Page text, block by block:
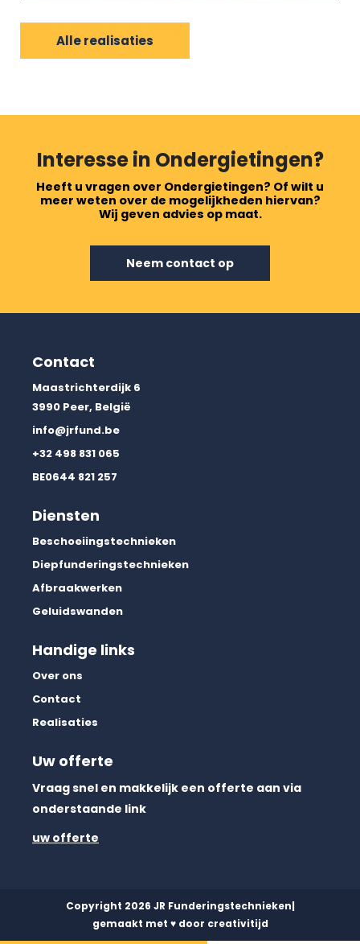
Alle realisaties
Interesse in Ondergietingen?
Heeft u vragen over Ondergietingen? Of wilt u
meer weten over de mogelijkheden hiervan?
Wij geven advies op maat.
Neem contact op
Contact
Maastrichterdijk 6
3990 Peer, België
info@jrfund.be
+32 498 831 065
BE0644 821 257
Diensten
Beschoeiingstechnieken
Diepfunderingstechnieken
Afbraakwerken
Geluidswanden
Handige links
Over ons
Contact
Realisaties
Uw offerte
Vraag snel en makkelijk een offerte aan via
onderstaande link
uw offerte
Copyright 2026 JR Funderingstechnieken|
gemaakt met ♥ door creativitijd